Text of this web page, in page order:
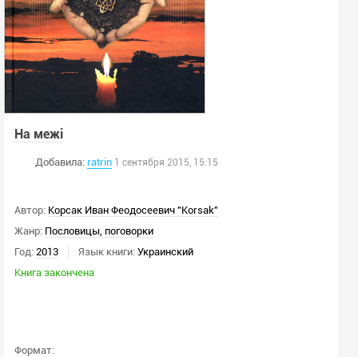
На межі
Добавила: ratrin 1 сентября 2015, 15:15
Автор: Корсак Иван Феодосеевич "Korsak"
Жанр: Пословицы, поговорки
Год: 2013 Язык книги: Украинский
Книга закончена
Формат: